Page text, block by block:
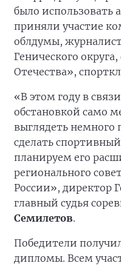
было использовать
приняли участие
облдумы,
Генического
Отечества»,
«В этом году в
обстановкой само
выглядеть
сделать
планируем его
регионального
России», директор
главный судья
Семилетов.
Победители
дипломы. Всем